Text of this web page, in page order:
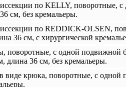
по KELLY, поворотные,
см, без кремальеры.
по REDDICK-OLSEN,
36 см, с хирургической
с одной подвижной
длина 36 см, без кремальеры.
крюка, поворотные, с одной